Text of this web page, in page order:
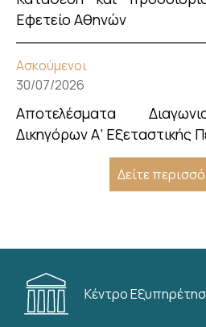
Εφετείο Αθηνών
Ασκούμενοι
30/07/2026
Αποτελέσματα
Δικηγόρων Α’ Εξεταστικής
Δείτε
Κέντρο